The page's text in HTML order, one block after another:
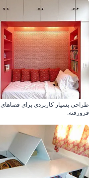
طراحی بسیار کاربردی برای فضاهای
فرورفته.